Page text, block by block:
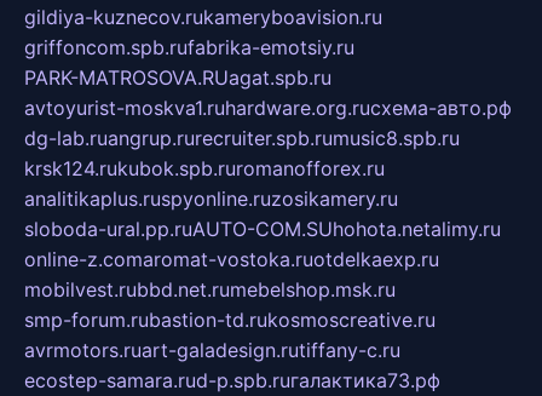
gildiya-kuznecov.rukameryboavision.ru
griffoncom.spb.rufabrika-emotsiy.ru
PARK-MATROSOVA.RUagat.spb.ru
avtoyurist-moskva1.ruhardware.org.ruсхема-авто.рф
dg-lab.ruangrup.rurecruiter.spb.rumusic8.spb.ru
krsk124.rukubok.spb.ruromanofforex.ru
analitikaplus.ruspyonline.ruzosikamery.ru
sloboda-ural.pp.ruAUTO-COM.SUhohota.netalimy.ru
online-z.comaromat-vostoka.ruotdelkaexp.ru
mobilvest.rubbd.net.rumebelshop.msk.ru
smp-forum.rubastion-td.rukosmoscreative.ru
avrmotors.ruart-galadesign.rutiffany-c.ru
ecostep-samara.rud-p.spb.ruгалактика73.рф